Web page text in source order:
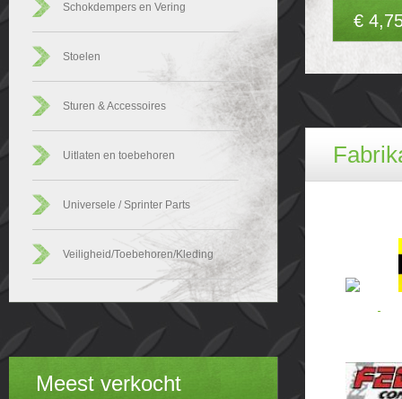
Schokdempers en Vering
Stoelen
Sturen & Accessoires
Uitlaten en toebehoren
Universele / Sprinter Parts
Veiligheid/Toebehoren/Kleding
Meest verkocht
€